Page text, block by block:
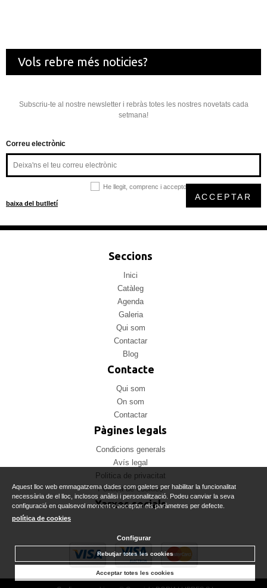
Vols rebre més noticies?
Subscriu-te al nostre newsletter i rebràs totes les nostres novetats cada
setmana!
Correu electrònic
He llegit, comprenc i accepto la
baixa del butlletí
ACCEPTAR
Seccions
Inici
Catàleg
Agenda
Galeria
Qui som
Contactar
Blog
Contacte
Qui som
On som
Contactar
Pàgines legals
Condicions generals
Avís legal
Politica de privacitat
Politica de cookies
Xarxes socials
Aquest lloc web emmagatzema dades com galetes per habilitar la funcionalitat
necessària de el lloc, inclosos anàlisi i personalització. Podeu canviar la seva
configuració en qualsevol moment o acceptar els paràmetres per defecte.
política de cookies
Configurar
Rebutjar totes les cookies
Acceptar totes les cookies